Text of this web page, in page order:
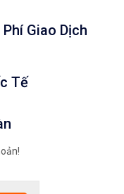
Giao Dịch
Tế